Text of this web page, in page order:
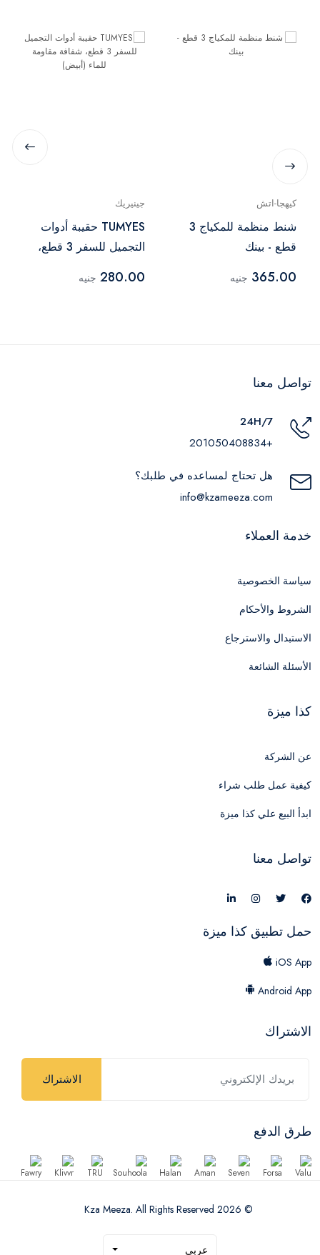
كيهجا-اتش
شنط منظمة للمكياج 3
قطع - بينك
365.00 جنيه
جينيريك
TUMYES حقيبة أدوات
التجميل للسفر 3 قطع،
(أبيض)
280.00 جنيه
تواصل معنا
24H/7
+201050408834
هل تحتاج لمساعده في طلبك؟
info@kzameeza.com
خدمة العملاء
سياسة الخصوصية
الشروط والأحكام
الاستبدال والاسترجاع
الأسئلة الشائعة
كذا ميزة
عن الشركة
كيفية عمل طلب شراء
ابدأ البيع علي كذا ميزة
تواصل معنا
حمل تطبيق كذا ميزة
iOS App
Android App
الاشتراك
الاشتراك
طرق الدفع
© 2026 Kza Meeza. All Rights Reserved
عربي